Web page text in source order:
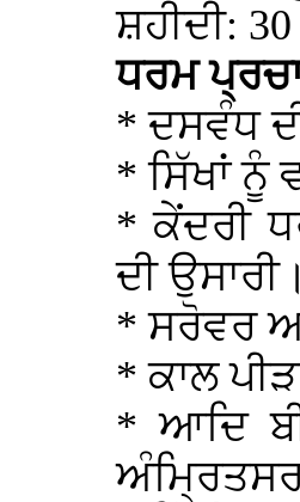
ਸ਼ਹੀਦੀ:
ਧਰਮ
* ਦਸਵੰਧ
* ਸਿੱਖਾਂ ਨੂੰ
* ਕੇਂਦਰੀ
ਦੀ ਉਸਾਰੀ।
* ਸਰੋਵਰ
* ਕਾਲ
* ਆਦਿ